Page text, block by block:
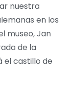
nuestra
en los
museo, Jan
de la
el castillo de